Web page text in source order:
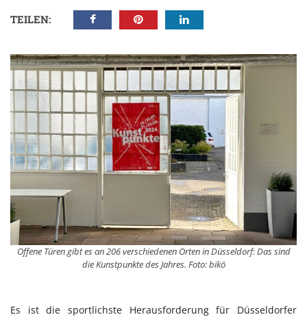
TEILEN:
Offene Türen gibt es an 206 verschiedenen Orten in Düsseldorf: Das sind
die Kunstpunkte des Jahres. Foto: bikö
Es ist die sportlichste Herausforderung für Düsseldorfer